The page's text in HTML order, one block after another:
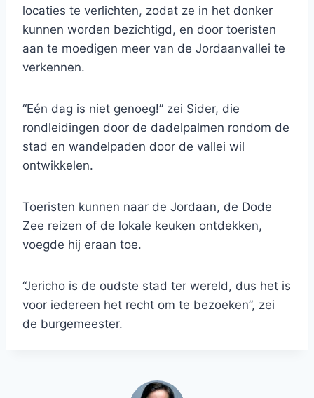
locaties te verlichten, zodat ze in het donker
kunnen worden bezichtigd, en door toeristen
aan te moedigen meer van de Jordaanvallei te
verkennen.
“Eén dag is niet genoeg!” zei Sider, die
rondleidingen door de dadelpalmen rondom de
stad en wandelpaden door de vallei wil
ontwikkelen.
Toeristen kunnen naar de Jordaan, de Dode
Zee reizen of de lokale keuken ontdekken,
voegde hij eraan toe.
“Jericho is de oudste stad ter wereld, dus het is
voor iedereen het recht om te bezoeken”, zei
de burgemeester.